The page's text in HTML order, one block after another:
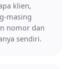
klien,
masing
nomor dan
sendiri.